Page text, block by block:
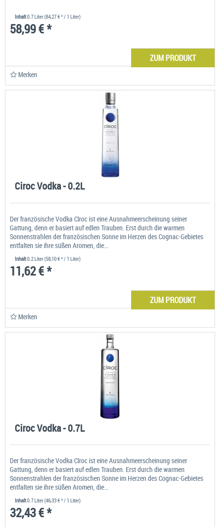
Inhalt0.7 Liter(84,27 € * / 1 Liter)
58,99 € *
ZUM PRODUKT
Merken
Ciroc Vodka - 0.2L
Der französische Vodka Cîroc ist eine Ausnahmeerscheinung seiner
Gattung, denn er basiert auf edlen Trauben. Erst durch die warmen
Sonnenstrahlen der französischen Sonne im Herzen des Cognac-Gebietes
entfalten sie ihre süßen Aromen, die...
Inhalt0.2 Liter(58,10 € * / 1 Liter)
11,62 € *
ZUM PRODUKT
Merken
Ciroc Vodka - 0.7L
Der französische Vodka Cîroc ist eine Ausnahmeerscheinung seiner
Gattung, denn er basiert auf edlen Trauben. Erst durch die warmen
Sonnenstrahlen der französischen Sonne im Herzen des Cognac-Gebietes
entfalten sie ihre süßen Aromen, die...
Inhalt0.7 Liter(46,33 € * / 1 Liter)
32,43 € *